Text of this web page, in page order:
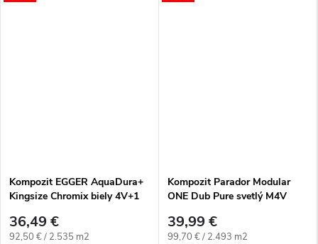
Kompozit EGGER AquaDura+
Kingsize Chromix biely 4V+1
36,49 €
Jednotková cena:
92,50 € / 2.535 m2
Kompozit Parador Modular
ONE Dub Pure svetlý M4V
39,99 €
Jednotková cena:
99,70 € / 2.493 m2